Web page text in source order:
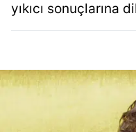
yıkıcı sonuçlarına